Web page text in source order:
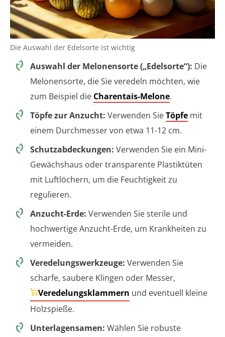
Die Auswahl der Edelsorte ist wichtig
Auswahl der Melonensorte („Edelsorte“): Die
Melonensorte, die Sie veredeln möchten, wie
zum Beispiel die Charentais-Melone.
Töpfe zur Anzucht: Verwenden SieTöpfe mit
einem Durchmesser von etwa 11-12 cm.
Schutzabdeckungen: Verwenden Sie ein Mini-
Gewächshaus oder transparente Plastiktüten
mit Luftlöchern, um die Feuchtigkeit zu
regulieren.
Anzucht-Erde: Verwenden Sie sterile und
hochwertige Anzucht-Erde, um Krankheiten zu
vermeiden.
Veredelungswerkzeuge: Verwenden Sie
scharfe, saubere Klingen oder Messer,
Veredelungsklammern und eventuell kleine
Holzspieße.
Unterlagensamen: Wählen Sie robuste